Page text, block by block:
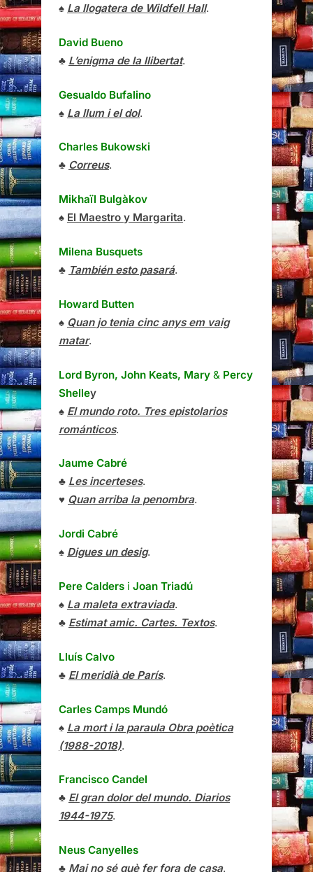
♠ La llogatera de Wildfell Hall.
David Bueno
♣ L’enigma de la llibertat.
Gesualdo Bufalino
♠ La llum i el dol.
Charles Bukowski
♣ Correus.
Mikhaïl Bulgàkov
♠ El Maestro y Margarita.
Milena Busquets
♣ También esto pasará.
Howard Butten
♠ Quan jo tenia cinc anys em vaig
matar.
Lord Byron, John Keats, Mary & Percy
Shelley
♠ El mundo roto. Tres epistolarios
románticos.
Jaume Cabré
♣ Les incerteses.
♥ Quan arriba la penombra.
Jordi Cabré
♠ Digues un desig.
Pere Calders i Joan Triadú
♠ La maleta extraviada.
♣ Estimat amic. Cartes. Textos.
Lluís Calvo
♣ El meridià de París.
Carles Camps Mundó
♠ La mort i la paraula Obra poètica
(1988-2018).
Francisco Candel
♣ El gran dolor del mundo. Diarios
1944-1975.
Neus Canyelles
♣ Mai no sé què fer fora de casa.